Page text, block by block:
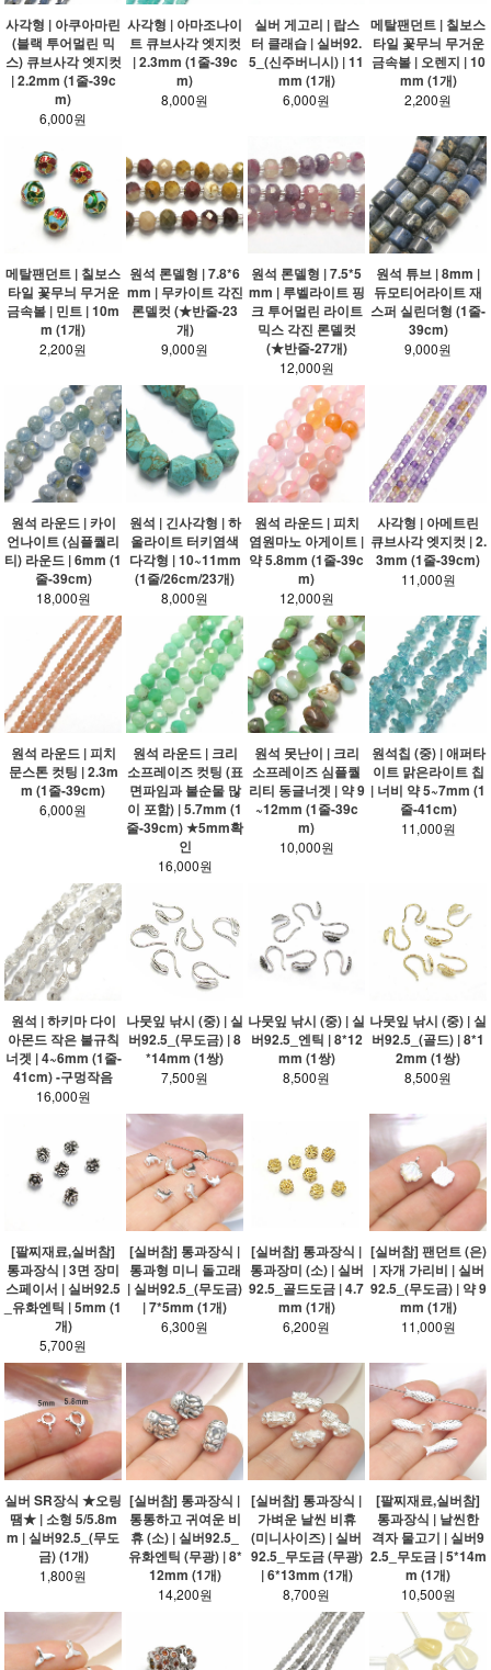
사각형 | 아쿠아마린
(블랙 투어멀린 믹
스) 큐브사각 엣지컷
| 2.2mm (1줄-39c
m)
6,000원
사각형 | 아마조나이
트 큐브사각 엣지컷
| 2.3mm (1줄-39c
m)
8,000원
실버 게고리 | 랍스
터 클래습 | 실버92.
5_(신주버니시) | 11
mm (1개)
6,000원
메탈팬던트 | 칠보스
타일 꽃무늬 무거운
금속볼 | 오렌지 | 10
mm (1개)
2,200원
메탈팬던트 | 칠보스
타일 꽃무늬 무거운
금속볼 | 민트 | 10m
m (1개)
2,200원
원석 론델형 | 7.8*6
mm | 무카이트 각진
론델컷 (★반줄-23
개)
9,000원
원석 론델형 | 7.5*5
mm | 루벨라이트 핑
크 투어멀린 라이트
믹스 각진 론델컷
(★반줄-27개)
12,000원
원석 튜브 | 8mm |
듀모티어라이트 재
스퍼 실린더형 (1줄-
39cm)
9,000원
원석 라운드 | 카이
언나이트 (심플퀄리
티) 라운드 | 6mm (1
줄-39cm)
18,000원
원석 | 긴사각형 | 하
울라이트 터키염색
다각형 | 10~11mm
(1줄/26cm/23개)
8,000원
원석 라운드 | 피치
염원마노 아게이트 |
약 5.8mm (1줄-39c
m)
12,000원
사각형 | 아메트린
큐브사각 엣지컷 | 2.
3mm (1줄-39cm)
11,000원
원석 라운드 | 피치
문스톤 컷팅 | 2.3m
m (1줄-39cm)
6,000원
원석 라운드 | 크리
소프레이즈 컷팅 (표
면파임과 불순물 많
이 포함) | 5.7mm (1
줄-39cm) ★5mm확
인
16,000원
원석 못난이 | 크리
소프레이즈 심플퀄
리티 동글너겟 | 약 9
~12mm (1줄-39c
m)
10,000원
원석칩 (중) | 애퍼타
이트 맑은라이트 칩
| 너비 약 5~7mm (1
줄-41cm)
11,000원
원석 | 하키마 다이
아몬드 작은 불규칙
너겟 | 4~6mm (1줄-
41cm) -구멍작음
16,000원
나뭇잎 낚시 (중) | 실
버92.5_(무도금) | 8
*14mm (1쌍)
7,500원
나뭇잎 낚시 (중) | 실
버92.5_엔틱 | 8*12
mm (1쌍)
8,500원
나뭇잎 낚시 (중) | 실
버92.5_(골드) | 8*1
2mm (1쌍)
8,500원
[팔찌재료,실버참]
통과장식 | 3면 장미
스페이서 | 실버92.5
_유화엔틱 | 5mm (1
개)
5,700원
[실버참] 통과장식 |
통과형 미니 돌고래
| 실버92.5_(무도금)
| 7*5mm (1개)
6,300원
[실버참] 통과장식 |
통과장미 (소) | 실버
92.5_골드도금 | 4.7
mm (1개)
6,200원
[실버참] 팬던트 (은)
| 자개 가리비 | 실버
92.5_(무도금) | 약 9
mm (1개)
11,000원
실버 SR장식 ★오링
땜★ | 소형 5/5.8m
m | 실버92.5_(무도
금) (1개)
1,800원
[실버참] 통과장식 |
통통하고 귀여운 비
휴 (소) | 실버92.5_
유화엔틱 (무광) | 8*
12mm (1개)
14,200원
[실버참] 통과장식 |
가벼운 날씬 비휴
(미니사이즈) | 실버
92.5_무도금 (무광)
| 6*13mm (1개)
8,700원
[팔찌재료,실버참]
통과장식 | 날씬한
격자 물고기 | 실버9
2.5_무도금 | 5*14m
m (1개)
10,500원